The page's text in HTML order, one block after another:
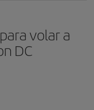
volar a
DC